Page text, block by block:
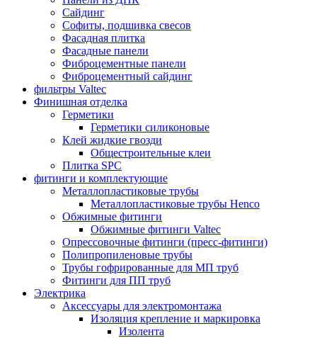
Сайдинг
Софиты, подшивка свесов
Фасадная плитка
Фасадные панели
Фиброцементные панели
Фиброцементный сайдинг
фильтры Valtec
Финишная отделка
Герметики
Герметики силиконовые
Клей жидкие гвозди
Общестроительные клеи
Плитка SPC
фитинги и комплектующие
Металлопластиковые трубы
Металлопластиковые трубы Henco
Обжимные фитинги
Обжимные фитинги Valtec
Опрессовочные фитинги (пресс-фитинги)
Полипропиленовые трубы
Трубы гофрированные для МП труб
Фитинги для ПП труб
Электрика
Аксессуары для электромонтажа
Изоляция крепление и маркировка
Изолента